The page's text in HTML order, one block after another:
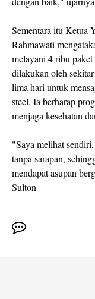
Sementara itu Ketua
Rahmawati
melayani 4 ribu paket
dilakukan oleh
lima hari untuk
steel. Ia berharap
menjaga kesehatan
"Saya melihat
tanpa sarapan,
mendapat asupan
Sulton